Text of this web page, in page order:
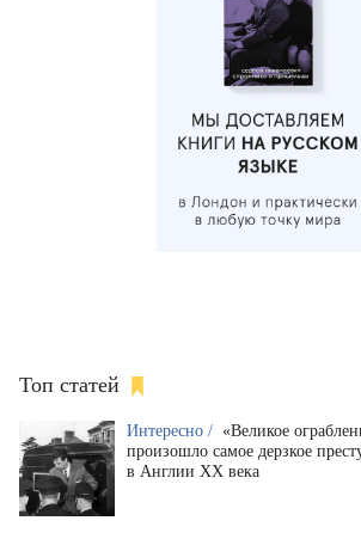
Топ статей
Интересно / «Великое
произошло самое дерзкое
в Англии XX века